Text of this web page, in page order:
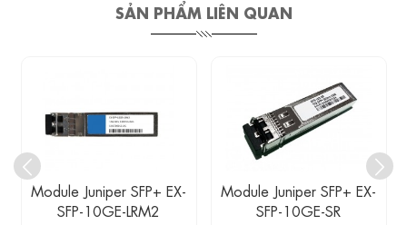
SẢN PHẨM LIÊN QUAN
Module Juniper SFP+ EX-
SFP-10GE-SR
Module Juniper SFP+ EX-
SFP-10GE-LRM